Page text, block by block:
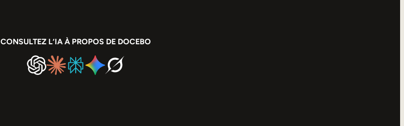
CONSULTEZ L’IA À PROPOS DE DOCEBO